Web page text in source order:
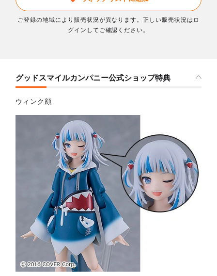
ご登録の地域により販売状況が異なります。正しい販売状況はロ
グインしてご確認ください。
グッドスマイルカンパニー公式ショップ特典
ウィンク顔